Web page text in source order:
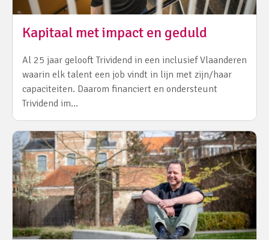
Kapitaal met impact en geduld
Al 25 jaar gelooft Trividend in een inclusief Vlaanderen
waarin elk talent een job vindt in lijn met zijn/haar
capaciteiten. Daarom financiert en ondersteunt
Trividend im…